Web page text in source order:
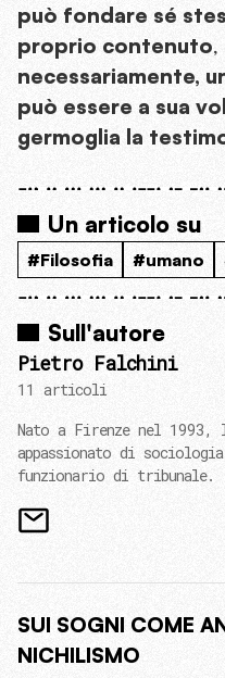
può fondare sé
proprio contenuto,
necessariamente,
può essere a sua
germoglia la
Un articolo su
#Filosofia #umano
Sull'autore
Pietro Falchini
11 articoli
Nato a Firenze nel 1993,
appassionato di
funzionario di tribunale.
SUI SOGNI COME
NICHILISMO